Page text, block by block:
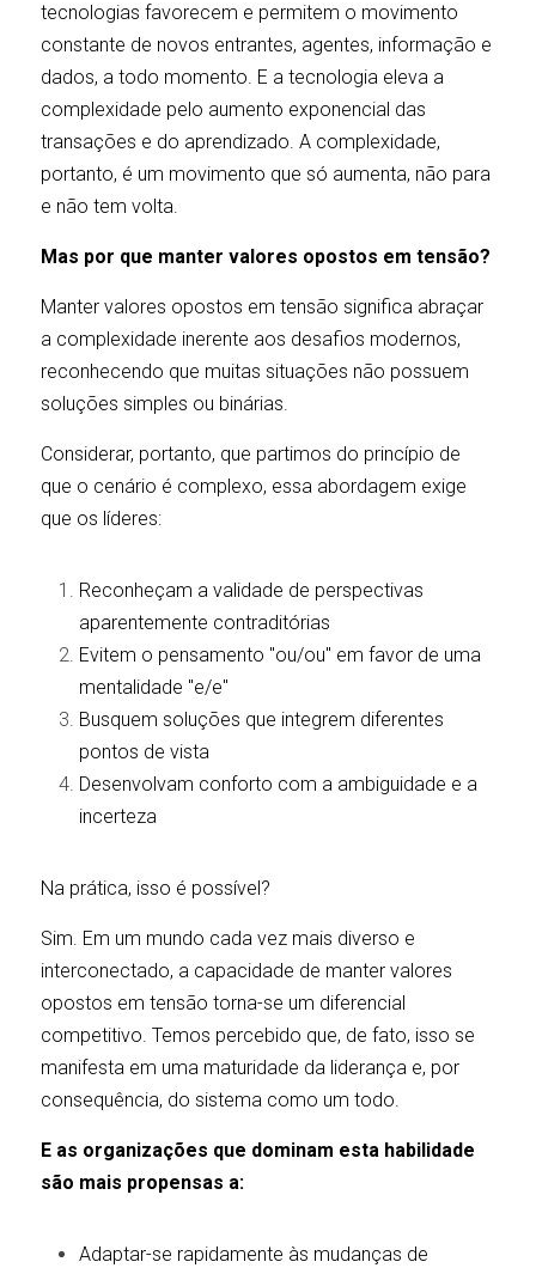
tecnologias favorecem e permitem o movimento
constante de novos entrantes, agentes, informação e
dados, a todo momento. E a tecnologia eleva a
complexidade pelo aumento exponencial das
transações e do aprendizado. A complexidade,
portanto, é um movimento que só aumenta, não para
e não tem volta.
Mas por que manter valores opostos em tensão?
Manter valores opostos em tensão significa abraçar
a complexidade inerente aos desafios modernos,
reconhecendo que muitas situações não possuem
soluções simples ou binárias.
Considerar, portanto, que partimos do princípio de
que o cenário é complexo, essa abordagem exige
que os líderes:
Reconheçam a validade de perspectivas
aparentemente contraditórias
Evitem o pensamento "ou/ou" em favor de uma
mentalidade "e/e"
Busquem soluções que integrem diferentes
pontos de vista
Desenvolvam conforto com a ambiguidade e a
incerteza
Na prática, isso é possível?
Sim. Em um mundo cada vez mais diverso e
interconectado, a capacidade de manter valores
opostos em tensão torna-se um diferencial
competitivo. Temos percebido que, de fato, isso se
manifesta em uma maturidade da liderança e, por
consequência, do sistema como um todo.
E as organizações que dominam esta habilidade
são mais propensas a:
Adaptar-se rapidamente às mudanças de